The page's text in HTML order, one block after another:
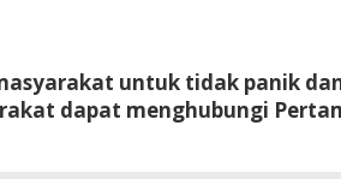
untuk tidak panik
dapat menghubungi